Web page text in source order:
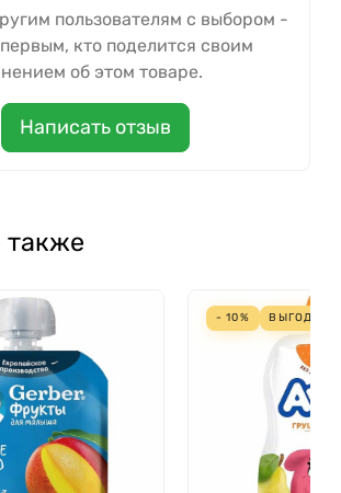
пользователям с выбором -
кто поделится своим
об этом товаре.
Написать отзыв
также
- 10% ВЫГОДА